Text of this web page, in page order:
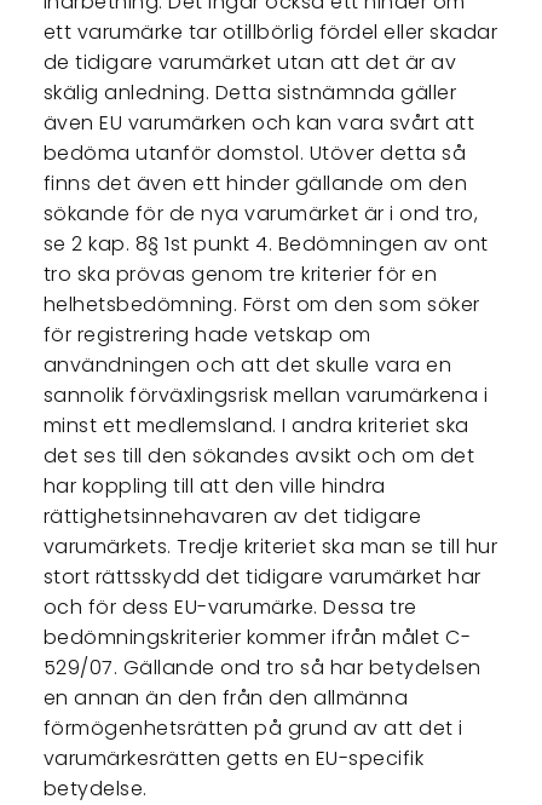
ett varumärke tar otillbörlig fördel eller skadar
de tidigare varumärket utan att det är av
skälig anledning. Detta sistnämnda gäller
även EU varumärken och kan vara svårt att
bedöma utanför domstol. Utöver detta så
finns det även ett hinder gällande om den
sökande för de nya varumärket är i ond tro,
se 2 kap. 8§ 1st punkt 4. Bedömningen av ont
tro ska prövas genom tre kriterier för en
helhetsbedömning. Först om den som söker
för registrering hade vetskap om
användningen och att det skulle vara en
sannolik förväxlingsrisk mellan varumärkena i
minst ett medlemsland. I andra kriteriet ska
det ses till den sökandes avsikt och om det
har koppling till att den ville hindra
rättighetsinnehavaren av det tidigare
varumärkets. Tredje kriteriet ska man se till hur
stort rättsskydd det tidigare varumärket har
och för dess EU-varumärke. Dessa tre
bedömningskriterier kommer ifrån målet C-
529/07. Gällande ond tro så har betydelsen
en annan än den från den allmänna
förmögenhetsrätten på grund av att det i
varumärkesrätten getts en EU-specifik
betydelse.